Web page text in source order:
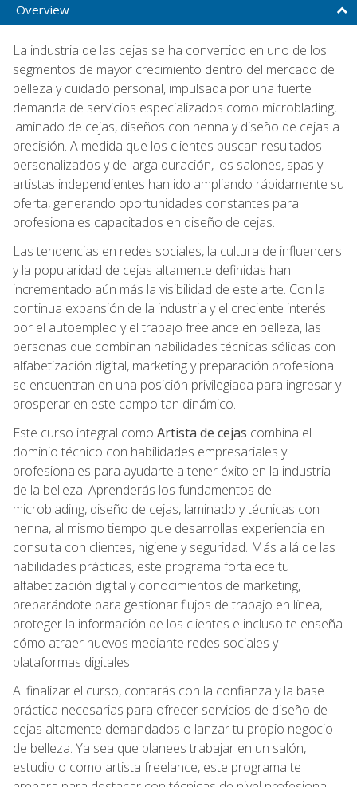
Overview
La industria de las cejas se ha convertido en uno de los
segmentos de mayor crecimiento dentro del mercado de
belleza y cuidado personal, impulsada por una fuerte
demanda de servicios especializados como microblading,
laminado de cejas, diseños con henna y diseño de cejas a
precisión. A medida que los clientes buscan resultados
personalizados y de larga duración, los salones, spas y
artistas independientes han ido ampliando rápidamente su
oferta, generando oportunidades constantes para
profesionales capacitados en diseño de cejas.
Las tendencias en redes sociales, la cultura de influencers
y la popularidad de cejas altamente definidas han
incrementado aún más la visibilidad de este arte. Con la
continua expansión de la industria y el creciente interés
por el autoempleo y el trabajo freelance en belleza, las
personas que combinan habilidades técnicas sólidas con
alfabetización digital, marketing y preparación profesional
se encuentran en una posición privilegiada para ingresar y
prosperar en este campo tan dinámico.
Este curso integral como Artista de cejas combina el
dominio técnico con habilidades empresariales y
profesionales para ayudarte a tener éxito en la industria
de la belleza. Aprenderás los fundamentos del
microblading, diseño de cejas, laminado y técnicas con
henna, al mismo tiempo que desarrollas experiencia en
consulta con clientes, higiene y seguridad. Más allá de las
habilidades prácticas, este programa fortalece tu
alfabetización digital y conocimientos de marketing,
preparándote para gestionar flujos de trabajo en línea,
proteger la información de los clientes e incluso te enseña
cómo atraer nuevos mediante redes sociales y
plataformas digitales.
Al finalizar el curso, contarás con la confianza y la base
práctica necesarias para ofrecer servicios de diseño de
cejas altamente demandados o lanzar tu propio negocio
de belleza. Ya sea que planees trabajar en un salón,
estudio o como artista freelance, este programa te